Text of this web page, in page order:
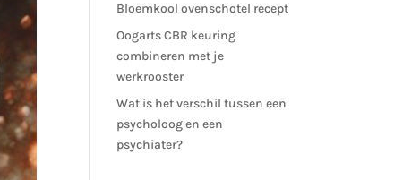
Bloemkool ovenschotel recept
Oogarts CBR keuring
combineren met je
werkrooster
Wat is het verschil tussen een
psycholoog en een
psychiater?